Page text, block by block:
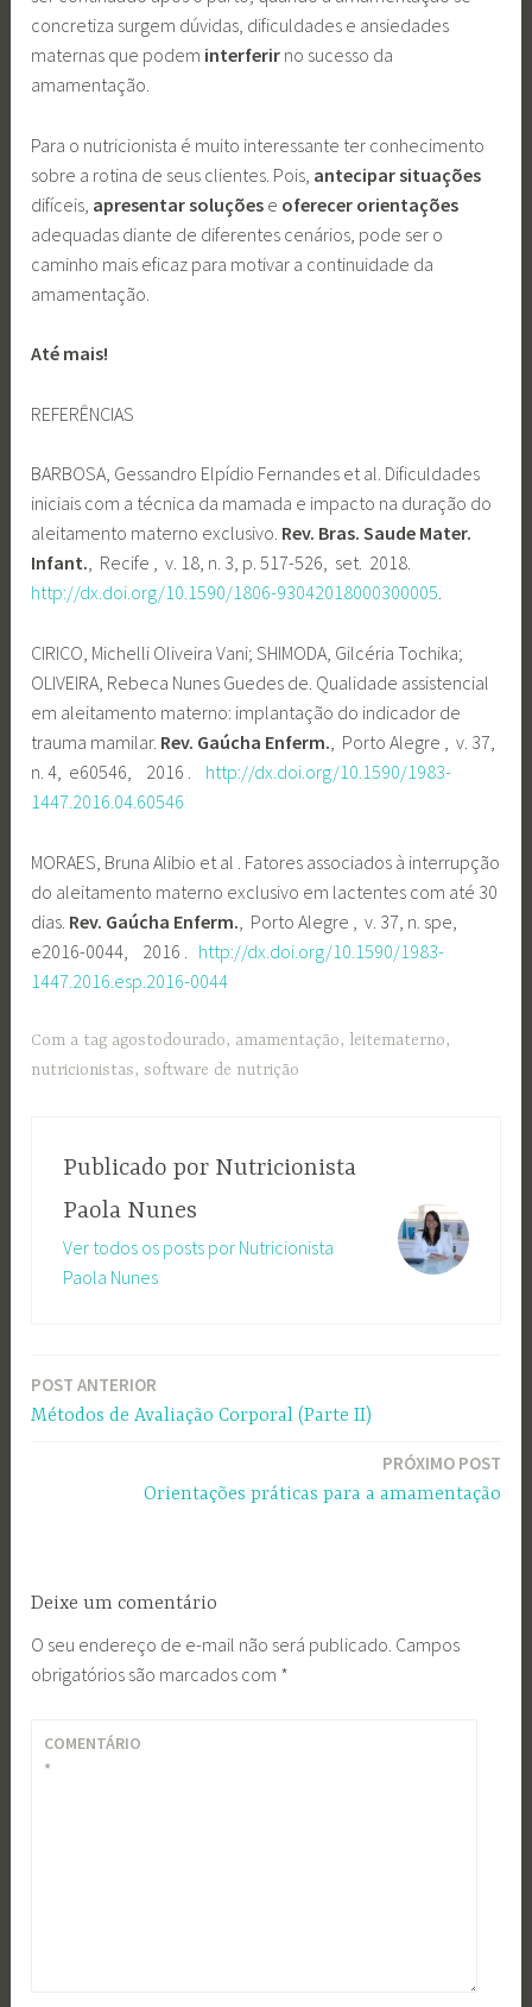
concretiza surgem dúvidas, dificuldades e ansiedades
maternas que podem interferir no sucesso da
amamentação.
Para o nutricionista é muito interessante ter conhecimento
sobre a rotina de seus clientes. Pois, antecipar situações
difíceis, apresentar soluções e oferecer orientações
adequadas diante de diferentes cenários, pode ser o
caminho mais eficaz para motivar a continuidade da
amamentação.
Até mais!
REFERÊNCIAS
BARBOSA, Gessandro Elpídio Fernandes et al. Dificuldades
iniciais com a técnica da mamada e impacto na duração do
aleitamento materno exclusivo. Rev. Bras. Saude Mater.
Infant., Recife , v. 18, n. 3, p. 517-526, set. 2018.
http://dx.doi.org/10.1590/1806-93042018000300005.
CIRICO, Michelli Oliveira Vani; SHIMODA, Gilcéria Tochika;
OLIVEIRA, Rebeca Nunes Guedes de. Qualidade assistencial
em aleitamento materno: implantação do indicador de
trauma mamilar. Rev. Gaúcha Enferm. , Porto Alegre , v. 37,
n. 4, e60546, 2016 . http://dx.doi.org/10.1590/1983-
1447.2016.04.60546
MORAES, Bruna Alibio et al . Fatores associados à interrupção
do aleitamento materno exclusivo em lactentes com até 30
dias. Rev. Gaúcha Enferm. , Porto Alegre , v. 37, n. spe,
e2016-0044, 2016 . http://dx.doi.org/10.1590/1983-
1447.2016.esp.2016-0044
Com a tag agostodourado, amamentação, leitematerno,
nutricionistas,software de nutrição
Publicado por Nutricionista
Paola Nunes
Ver todos os posts por Nutricionista
Paola Nunes
Navegação
POST ANTERIOR
Métodos de Avaliação Corporal (Parte II)
PRÓXIMO POST
Orientações práticas para a amamentação
Deixe um comentário
O seu endereço de e-mail não será publicado. Campos
obrigatórios são marcados com *
COMENTÁRIO
*